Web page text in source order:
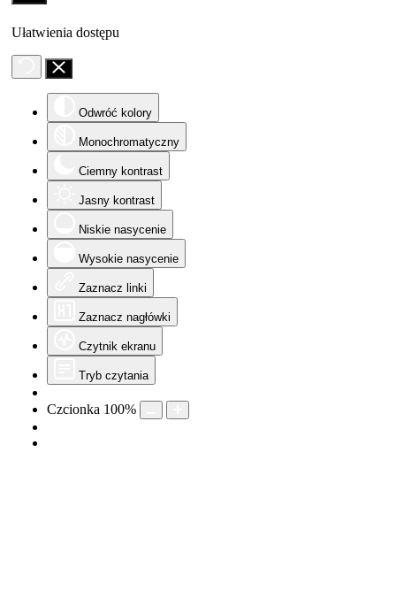
Ułatwienia dostępu
Odwróć kolory
Monochromatyczny
Ciemny kontrast
Jasny kontrast
Niskie nasycenie
Wysokie nasycenie
Zaznacz linki
Zaznacz nagłówki
Czytnik ekranu
Tryb czytania
Czcionka 100%